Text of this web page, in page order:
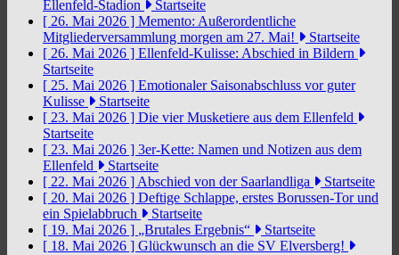
Ellenfeld-Stadion
Startseite
[ 26. Mai 2026 ] Memento: Außerordentliche
Mitgliederversammlung morgen am 27. Mai!
Startseite
[ 26. Mai 2026 ] Ellenfeld-Kulisse: Abschied in Bildern
Startseite
[ 25. Mai 2026 ] Emotionaler Saisonabschluss vor guter
Kulisse
Startseite
[ 23. Mai 2026 ] Die vier Musketiere aus dem Ellenfeld
Startseite
[ 23. Mai 2026 ] 3er-Kette: Namen und Notizen aus dem
Ellenfeld
Startseite
[ 22. Mai 2026 ] Abschied von der Saarlandliga
Startseite
[ 20. Mai 2026 ] Deftige Schlappe, erstes Borussen-Tor und
ein Spielabbruch
Startseite
[ 19. Mai 2026 ] „Brutales Ergebnis“
Startseite
[ 18. Mai 2026 ] Glückwunsch an die SV Elversberg!